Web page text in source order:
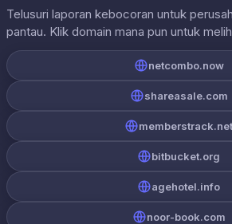
Telusuri laporan kebocoran untuk
pantau. Klik domain mana pun untuk
netcombo.now
shareasale.com
memberstrack.net
bitbucket.org
agehotel.info
noor-book.com